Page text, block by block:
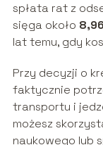
spłata rat z
sięga około
lat temu, gdy
Przy decyzji o
faktycznie
transportu i
możesz
naukowego lub